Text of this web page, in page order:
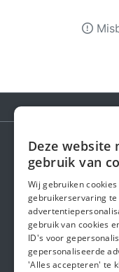
Over
In de
Deze website
gebruik van
Wij gebruiken cookies
gebruikerservaring
gebruik van cookies
ID's voor
gepersonaliseerde
'Alles accepteren' te